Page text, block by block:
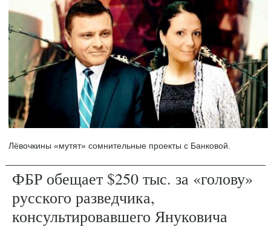
Лёвочкины «мутят» сомнительные проекты с Банковой.
ФБР обещает $250 тыс. за «голову»
русского разведчика,
консультировавшего Януковича